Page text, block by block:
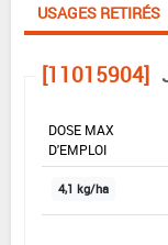
USAGES RETIRÉS
[11015904]
DOSE MAX
D'EMPLOI
4,1 kg/ha